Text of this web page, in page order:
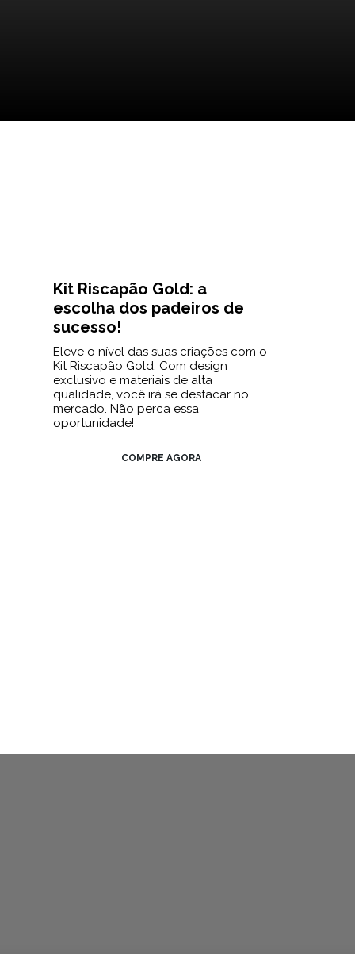
Kit Riscapão Gold: a
escolha dos padeiros de
sucesso!
Eleve o nível das suas criações com o
Kit Riscapão Gold. Com design
exclusivo e materiais de alta
qualidade, você irá se destacar no
mercado. Não perca essa
oportunidade!
COMPRE AGORA